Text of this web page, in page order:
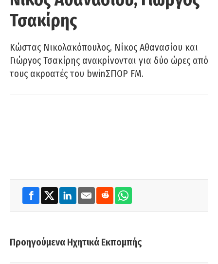
Τσακίρης
Κώστας Νικολακόπουλος, Νίκος Αθανασίου και
Γιώργος Τσακίρης ανακρίνονται για δύο ώρες από
τους ακροατές του bwinΣΠΟΡ FM.
Προηγούμενα Ηχητικά Εκπομπής